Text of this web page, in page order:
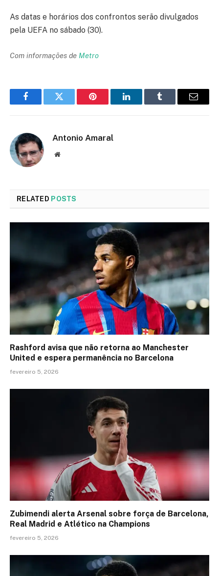
As datas e horários dos confrontos serão divulgados
pela UEFA no sábado (30).
Com informações de Metro
FacebookTwitter Pinterest LinkedInTumblr Email
Antonio Amaral
Website
RELATED POSTS
Rashford avisa que não retorna ao Manchester
United e espera permanência no Barcelona
fevereiro 5, 2026
Zubimendi alerta Arsenal sobre força de Barcelona,
Real Madrid e Atlético na Champions
fevereiro 5, 2026